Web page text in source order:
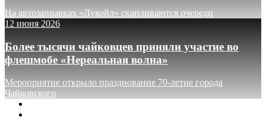
На автозаправках «Лукойл» скапливаются очереди
12 июня 2026
Более тысячи чайковцев приняли участие во
флешмобе «Нереальная волна»
Мероприятие открыло празднование 70-летие города
Чайковского